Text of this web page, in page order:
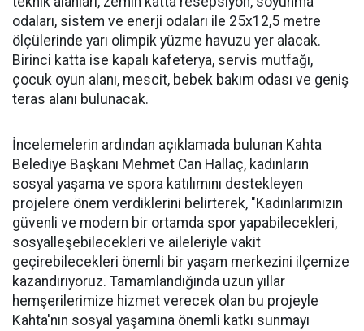
odaları, sistem ve enerji odaları ile 25x12,5 metre
ölçülerinde yarı olimpik yüzme havuzu yer alacak.
Birinci katta ise kapalı kafeterya, servis mutfağı,
çocuk oyun alanı, mescit, bebek bakım odası ve geniş
teras alanı bulunacak.
İncelemelerin ardından açıklamada bulunan Kahta
Belediye Başkanı Mehmet Can Hallaç, kadınların
sosyal yaşama ve spora katılımını destekleyen
projelere önem verdiklerini belirterek, "Kadınlarımızın
güvenli ve modern bir ortamda spor yapabilecekleri,
sosyalleşebilecekleri ve aileleriyle vakit
geçirebilecekleri önemli bir yaşam merkezini ilçemize
kazandırıyoruz. Tamamlandığında uzun yıllar
hemşerilerimize hizmet verecek olan bu projeyle
Kahta'nın sosyal yaşamına önemli katkı sunmayı